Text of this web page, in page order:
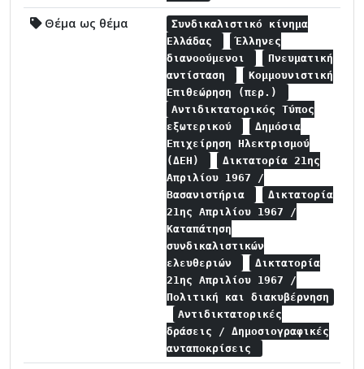
Θέμα ως θέμα
Συνδικαλιστικό κίνημα
Ελλάδας
Έλληνες
διανοούμενοι
Πνευματική
αντίσταση
Κομμουνιστική
Επιθεώρηση (περ.)
Αντιδικτατορικός Τύπος
εξωτερικού
Δημόσια
Επιχείρηση Ηλεκτρισμού
(ΔΕΗ)
Δικτατορία 21ης
Απριλίου 1967 /
Βασανιστήρια
Δικτατορία
21ης Απριλίου 1967 /
Καταπάτηση
συνδικαλιστικών
ελευθεριών
Δικτατορία
21ης Απριλίου 1967 /
Πολιτική και διακυβέρνηση
Αντιδικτατορικές
δράσεις / Δημοσιογραφικές
ανταποκρίσεις